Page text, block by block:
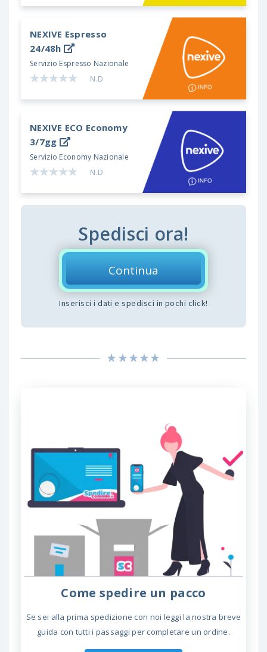
NEXIVE Espresso
24/48h
Servizio Espresso Nazionale
N.D
NEXIVE ECO Economy
3/7gg
Servizio Economy Nazionale
N.D
Spedisci ora!
Continua
Inserisci i dati e spedisci in pochi click!
Come spedire un pacco
Se sei alla prima spedizione con noi leggi la nostra breve
guida con tutti i passaggi per completare un ordine.